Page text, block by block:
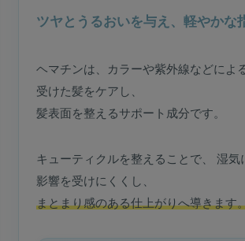
ツヤとうるおいを与え、軽やかな
ヘマチンは、カラーや紫外線などによ
受けた髪をケアし、
髪表面を整えるサポート成分です。
キューティクルを整えることで、 湿気
影響を受けにくくし、
まとまり感のある仕上がりへ導きます